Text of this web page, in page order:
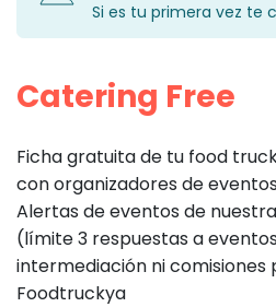
Si es tu primera vez te
Catering Free
Ficha gratuita de tu food
con organizadores de
Alertas de eventos de
(límite 3 respuestas a
intermediación ni
Foodtruckya